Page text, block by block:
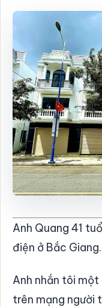
Anh Quang 41
điện ở Bắc Giang.
Anh nhắn tôi một
trên mạng người